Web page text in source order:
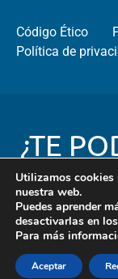
Código Ético
Política de
¿TE
Utilizamos cookies
nuestra web.
Puedes aprender
desactivarlas en los
Para más
Aceptar